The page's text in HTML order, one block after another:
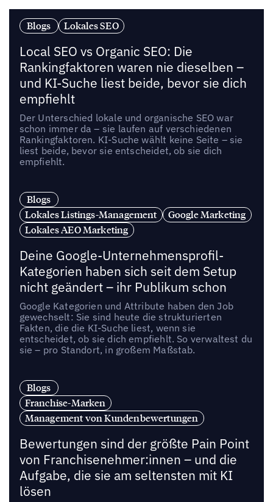
Blogs Lokales SEO
Local SEO vs Organic SEO: Die
Rankingfaktoren waren nie dieselben –
und KI-Suche liest beide, bevor sie dich
empfiehlt
Der Unterschied lokale und organische SEO war
schon immer da – sie laufen auf verschiedenen
Rankingfaktoren. KI-Suche wählt keine Seite – sie
liest beide, bevor sie entscheidet, ob sie dich
empfiehlt.
Blogs
Lokales Listings-Management
Google Marketing
Lokales AEO Marketing
Deine Google-Unternehmensprofil-
Kategorien haben sich seit dem Setup
nicht geändert – ihr Publikum schon
Google Kategorien und Attribute haben den Job
gewechselt: Sie sind heute die strukturierten
Fakten, die die KI-Suche liest, wenn sie
entscheidet, ob sie dich empfiehlt. So verwaltest du
sie – pro Standort, in großem Maßstab.
Blogs
Franchise-Marken
Management von Kundenbewertungen
Bewertungen sind der größte Pain Point
von Franchisenehmer:innen – und die
Aufgabe, die sie am seltensten mit KI
lösen